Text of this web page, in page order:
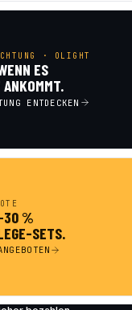
· OLIGHT
ES
ANKOMMT.
ENTDECKEN
%
SETS.